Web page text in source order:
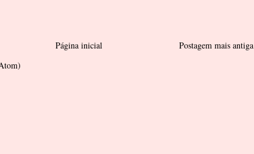
Postagem mais antiga
Página inicial